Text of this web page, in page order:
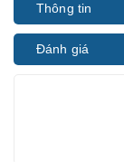
Thông tin
Đánh giá